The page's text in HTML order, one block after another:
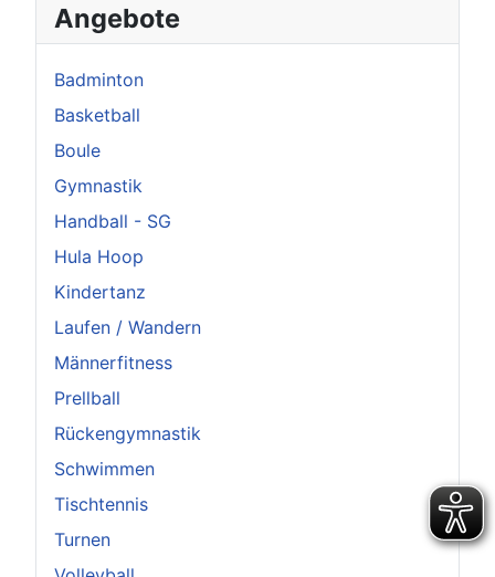
Angebote
Badminton
Basketball
Boule
Gymnastik
Handball - SG
Hula Hoop
Kindertanz
Laufen / Wandern
Männerfitness
Prellball
Rückengymnastik
Schwimmen
Tischtennis
Turnen